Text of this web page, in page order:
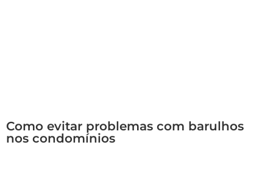
Como evitar problemas com barulhos
nos condomínios